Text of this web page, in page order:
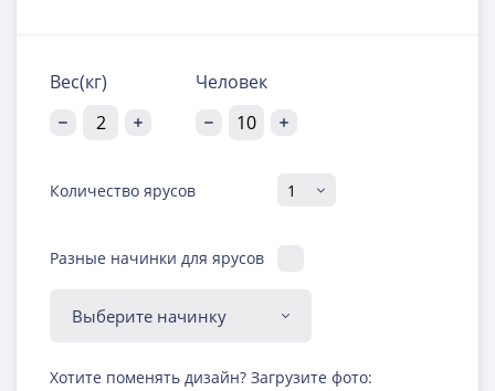
Вес(кг) Человек
Количество ярусов
Разные начинки для ярусов
Диабетическая-
безглютеновая начинка
Хотите поменять дизайн? Загрузите фото: